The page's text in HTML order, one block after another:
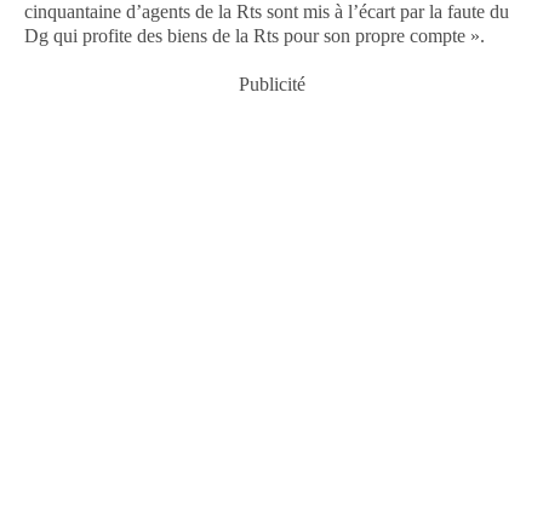
cinquantaine d’agents de la Rts sont mis à l’écart par la faute du
Dg qui profite des biens de la Rts pour son propre compte ».
Publicité